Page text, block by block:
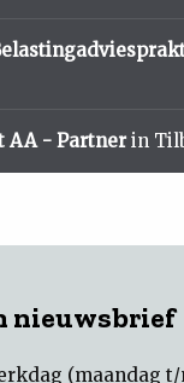
AA - Partner in
nieuwsbrief
(maandag